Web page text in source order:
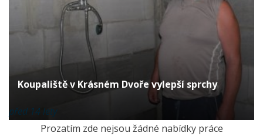
Koupaliště v Krásném Dvoře vylepší sprchy
před 14 lety
Prozatím zde nejsou žádné nabídky práce